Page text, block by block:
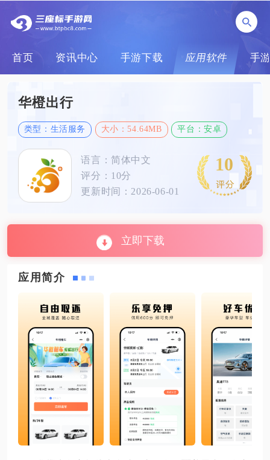
首页 资讯中心 手游下载 应用软件 手
华橙出行
类型：生活服务 大小：54.64MB 平台：安卓
语言：简体中文
评分：10分
更新时间：2026-06-01
10
立即下载
应用简介